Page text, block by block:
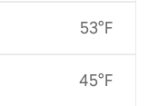
53°F
45°F